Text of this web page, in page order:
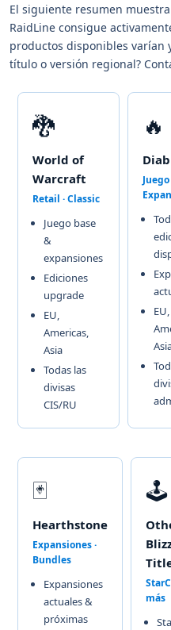
El siguiente resumen
RaidLine consigue
productos disponibles varían
título o versión regional?
🐉
World of
Warcraft
Retail · Classic
Juego base
&
expansiones
Ediciones
upgrade
EU,
Americas,
Asia
Todas las
divisas
CIS/RU
🔥
Juego
EU,
🃏
Hearthstone
Expansiones ·
Bundles
Expansiones
actuales &
próximas
🕹️
más